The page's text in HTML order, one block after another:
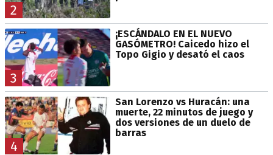
2
3
¡ESCÁNDALO EN EL NUEVO
GASÓMETRO! Caicedo hizo el
Topo Gigio y desató el caos
4
San Lorenzo vs Huracán: una
muerte, 22 minutos de juego y
dos versiones de un duelo de
barras